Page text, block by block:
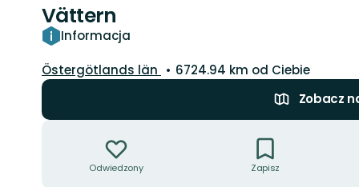
Vättern
Informacja
Województwo:
Östergötlands län
6724.94 km od Ciebie
Zobacz
Odwiedzony Zapisz